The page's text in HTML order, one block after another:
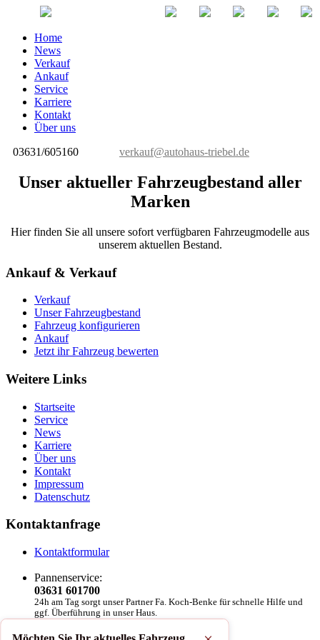
Home
News
Verkauf
Ankauf
Service
Karriere
Kontakt
Über uns
03631/605160
verkauf@autohaus-triebel.de
Unser aktueller Fahrzeugbestand aller
Marken
Hier finden Sie all unsere sofort verfügbaren Fahrzeugmodelle aus
unserem aktuellen Bestand.
Ankauf & Verkauf
Verkauf
Unser Fahrzeugbestand
Fahrzeug konfigurieren
Ankauf
Jetzt ihr Fahrzeug bewerten
Weitere Links
Startseite
Service
News
Karriere
Über uns
Kontakt
Impressum
Datenschutz
Kontaktanfrage
Kontaktformular
Pannenservice:
03631 601700
24h am Tag sorgt unser Partner Fa. Koch-Benke für schnelle Hilfe und
ggf. Überführung in unser Haus.